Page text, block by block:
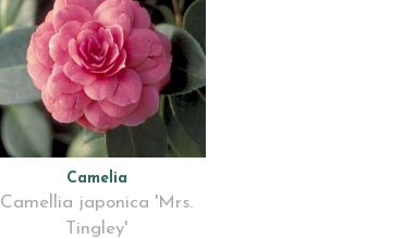
Camelia
Camellia japonica 'Mrs.
Tingley'